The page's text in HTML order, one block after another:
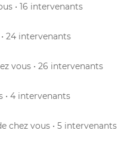
• 16 intervenants
• 24 intervenants
vous • 26 intervenants
• 4 intervenants
chez vous • 5 intervenants